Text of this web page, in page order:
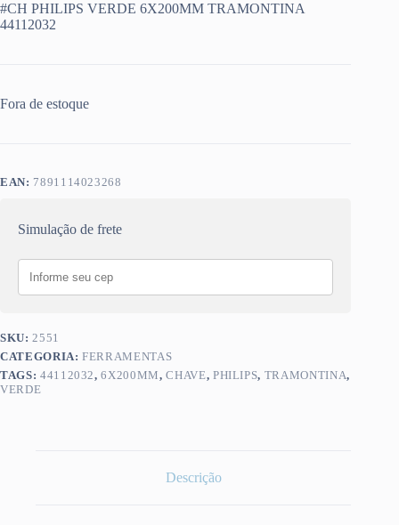
#CH PHILIPS VERDE 6X200MM TRAMONTINA
44112032
Fora de estoque
EAN: 7891114023268
Simulação de frete
SKU:2551
CATEGORIA:FERRAMENTAS
TAGS: 44112032,6X200MM,CHAVE, PHILIPS, TRAMONTINA,
VERDE
Descrição